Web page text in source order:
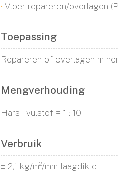
• Vloer repareren/overlagen
Toepassing
Repareren of overlagen
Mengverhouding
Hars : vulstof = 1 : 10
Verbruik
± 2,1 kg/m²/mm laagdikte